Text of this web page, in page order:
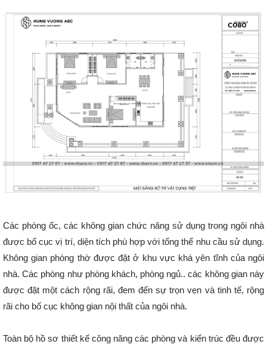
Các phòng ốc, các không gian chức năng sử dụng trong ngôi nhà
được bố cục vị trí, diện tích phù hợp với tổng thể nhu cầu sử dụng.
Không gian phòng thờ được đặt ở khu vực khá yên tĩnh của ngôi
nhà. Các phòng như phòng khách, phòng ngủ.. các không gian này
được đặt một cách rộng rãi, đem đến sự trọn vẹn và tinh tế, rộng
rãi cho bố cục không gian nội thất của ngôi nhà.
Toàn bộ hồ sơ thiết kế công năng các phòng và kiến trúc đều được